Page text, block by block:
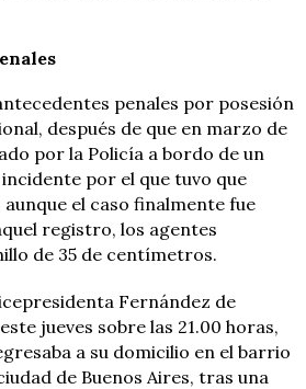
penales por posesión
después de que en marzo de
por la Policía a bordo de un
por el que tuvo que
el caso finalmente fue
registro, los agentes
de 35 de centímetros.
Fernández de
jueves sobre las 21.00 horas,
a su domicilio en el barrio
de Buenos Aires, tras una